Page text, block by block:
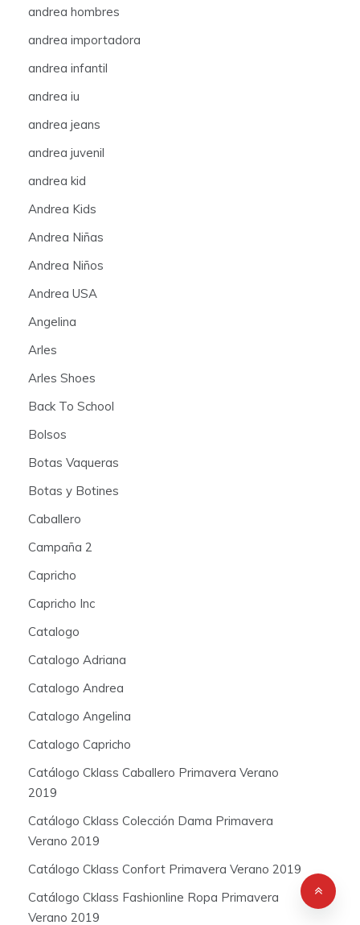
andrea hombres
andrea importadora
andrea infantil
andrea iu
andrea jeans
andrea juvenil
andrea kid
Andrea Kids
Andrea Niñas
Andrea Niños
Andrea USA
Angelina
Arles
Arles Shoes
Back To School
Bolsos
Botas Vaqueras
Botas y Botines
Caballero
Campaña 2
Capricho
Capricho Inc
Catalogo
Catalogo Adriana
Catalogo Andrea
Catalogo Angelina
Catalogo Capricho
Catálogo Cklass Caballero Primavera Verano
2019
Catálogo Cklass Colección Dama Primavera
Verano 2019
Catálogo Cklass Confort Primavera Verano 2019
Catálogo Cklass Fashionline Ropa Primavera
Verano 2019